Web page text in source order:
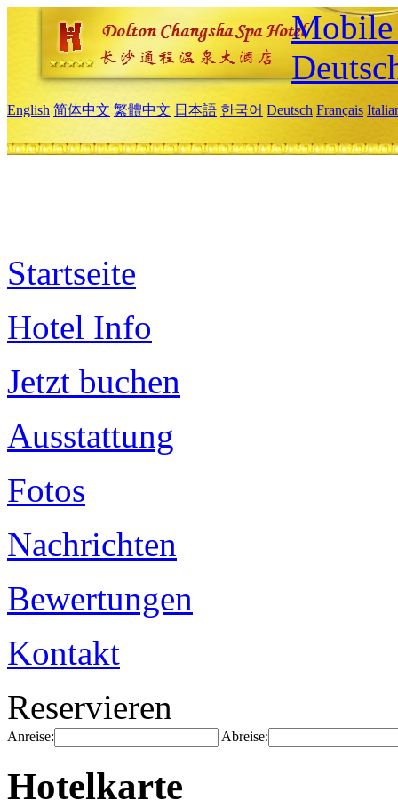
Mobile
English 简体中文 繁體中文 日本語 한국어 Deutsch Français
Startseite
Hotel Info
Jetzt buchen
Ausstattung
Fotos
Nachrichten
Bewertungen
Kontakt
Reservieren
Anreise: Abreise:
Hotelkarte